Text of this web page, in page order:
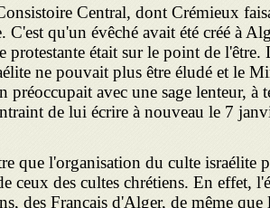
Central, dont Crémieux
C'est qu'un évêché avait été créé à
protestante était sur le point de l'être.
ne pouvait plus être éludé et le
préoccupait avec une sage lenteur, à
de lui écrire à nouveau le 7
l'organisation du culte israélite
ceux des cultes chrétiens. En effet,
des Français d'Alger, de même que